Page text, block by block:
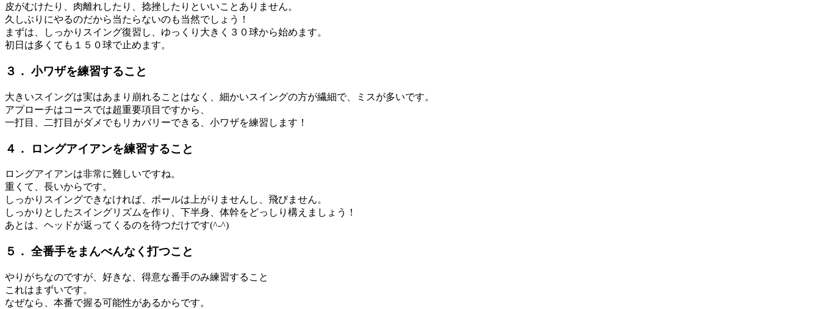
皮がむけたり、肉離れしたり、捻挫したりといいことありません。
久しぶりにやるのだから当たらないのも当然でしょう！
まずは、しっかりスイング復習し、ゆっくり大きく３０球から始めます。
初日は多くても１５０球で止めます。
３． 小ワザを練習すること
大きいスイングは実はあまり崩れることはなく、細かいスイングの方が繊細で、ミスが多いです。
アプローチはコースでは超重要項目ですから、
一打目、二打目がダメでもリカバリーできる、小ワザを練習します！
４． ロングアイアンを練習すること
ロングアイアンは非常に難しいですね。
重くて、長いからです。
しっかりスイングできなければ、ボールは上がりませんし、飛びません。
しっかりとしたスイングリズムを作り、下半身、体幹をどっしり構えましょう！
あとは、ヘッドが返ってくるのを待つだけです(^-^)
５． 全番手をまんべんなく打つこと
やりがちなのですが、好きな、得意な番手のみ練習すること
これはまずいです。
なぜなら、本番で握る可能性があるからです。